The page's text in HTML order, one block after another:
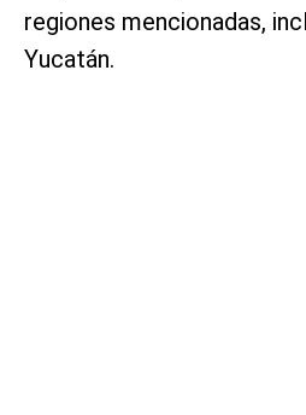
regiones mencionadas,
Yucatán.